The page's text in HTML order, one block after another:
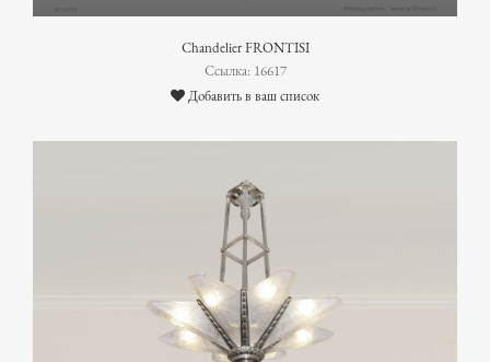
Chandelier FRONTISI
Ссылка: 16617
Добавить в ваш список